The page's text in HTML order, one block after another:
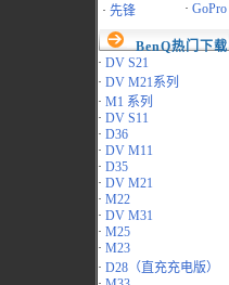
· 先锋 · GoPro
BenQ热门下载
· DV S21
· DV M21系列
· M1 系列
· DV S11
· D36
· DV M11
· D35
· DV M21
· M22
· DV M31
· M25
· M23
· D28（直充充电版）